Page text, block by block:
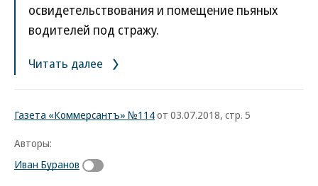
освидетельствования и помещение пьяных
водителей под стражу.
Читать далее
Газета «Коммерсантъ» №114от 03.07.2018, стр. 5
Авторы:
Иван Буранов